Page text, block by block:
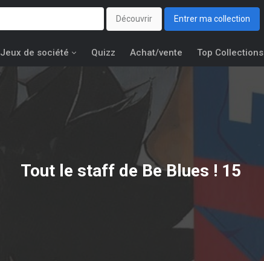
Découvrir Entrer ma collection
Jeux de société Quizz Achat/vente Top Collections
Tout le staff de Be Blues ! 15